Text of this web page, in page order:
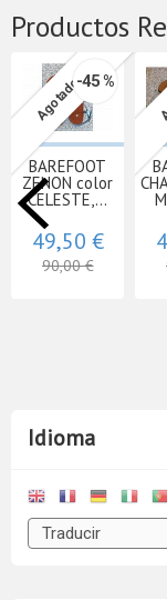
Idioma
Productos
Agotado-45 %
BAREFOOT
ZENON color
CELESTE,...
49,50 €
90,00 €